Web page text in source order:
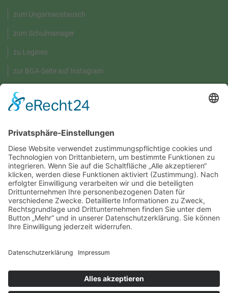
zum Ungarnaustausch
zum Schulmanager
zu Logineo
zur BGA-Seite auf Instagram
GRÜNE UMWELT-BOX